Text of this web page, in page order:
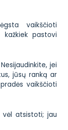
vaikščioti
pastovi
jei
jūsų ranką ar
vaikščioti
atsistoti; jau